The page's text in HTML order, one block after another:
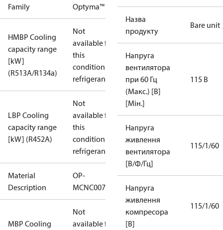
Family Optyma™
HMBP Cooling
capacity range
[kW]
(R513A/R134a)
Not
available for
this
condition /
refrigerant
LBP Cooling
capacity range
[kW] (R452A)
Not
available for
this
condition /
refrigerant
Material
Description
OP-
MCNC0075RDF600B
MBP Cooling
Not
available for
Назва
продукту
Bare unit
Напруга
вентилятора
при 60 Гц
(Макс.) [В]
[Мін.]
115 В
Напруга
живлення
вентилятора
[В/Ф/Гц]
115/1/60
Напруга
живлення
компресора
[В]
115/1/60